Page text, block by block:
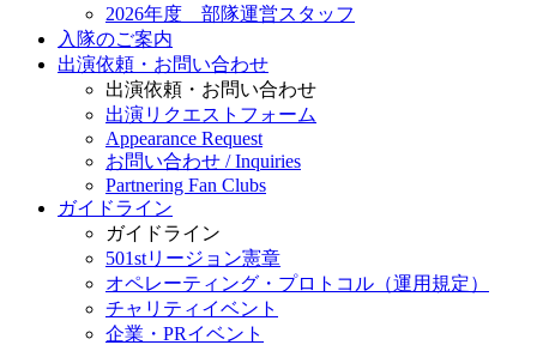
2026年度 部隊運営スタッフ
入隊のご案内
出演依頼・お問い合わせ
出演依頼・お問い合わせ
出演リクエストフォーム
Appearance Request
お問い合わせ / Inquiries
Partnering Fan Clubs
ガイドライン
ガイドライン
501stリージョン憲章
オペレーティング・プロトコル（運用規定）
チャリティイベント
企業・PRイベント